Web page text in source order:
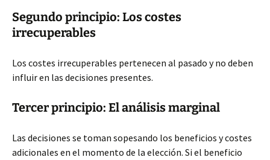
Segundo principio: Los costes
irrecuperables
Los costes irrecuperables pertenecen al pasado y no deben
influir en las decisiones presentes.
Tercer principio: El análisis marginal
Las decisiones se toman sopesando los beneficios y costes
adicionales en el momento de la elección. Si el beneficio